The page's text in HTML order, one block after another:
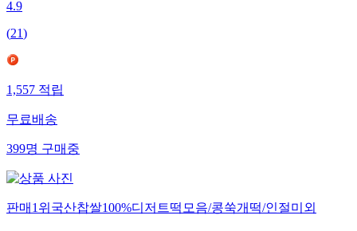
4.9
(21)
1,557적립
무료배송
399명구매중
판매1위국산찹쌀100%디저트떡모음/콩쑥개떡/인절미외